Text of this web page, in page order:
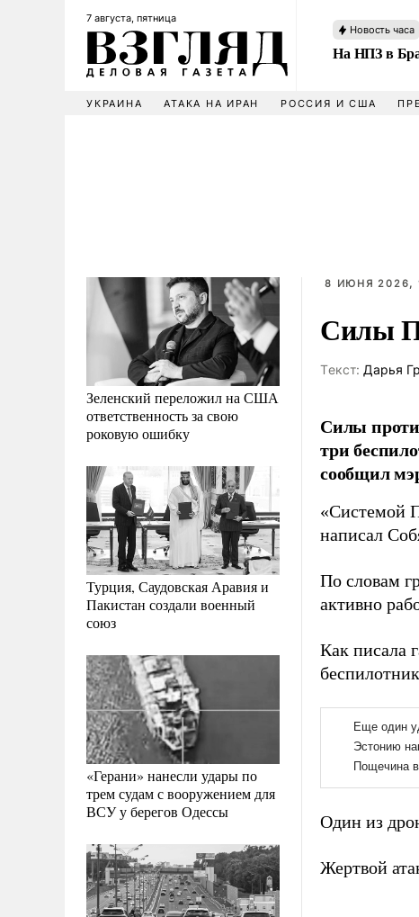
7 августа, пятница
Новость часа
На НПЗ в
УКРАИНА АТАКА НА ИРАН РОССИЯ И США
Зеленский переложил на США
ответственность за свою
роковую ошибку
Турция, Саудовская Аравия и
Пакистан создали военный
союз
«Герани» нанесли удары по
трем судам с вооружением для
ВСУ у берегов Одессы
8 ИЮНЯ 2026,
Силы
Tекст: Дарья
Силы
три
сообщил
«Системой
написал
По словам
активно
Как писала
Один из
Жертвой